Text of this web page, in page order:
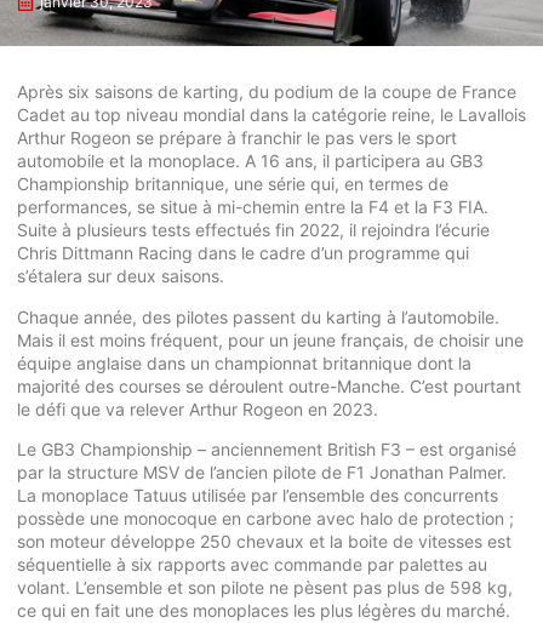
Après six saisons de karting, du podium de la coupe de France
Cadet au top niveau mondial dans la catégorie reine, le Lavallois
Arthur Rogeon se prépare à franchir le pas vers le sport
automobile et la monoplace. A 16 ans, il participera au GB3
Championship britannique, une série qui, en termes de
performances, se situe à mi-chemin entre la F4 et la F3 FIA.
Suite à plusieurs tests effectués fin 2022, il rejoindra l’écurie
Chris Dittmann Racing dans le cadre d’un programme qui
s’étalera sur deux saisons.
Chaque année, des pilotes passent du karting à l’automobile.
Mais il est moins fréquent, pour un jeune français, de choisir une
équipe anglaise dans un championnat britannique dont la
majorité des courses se déroulent outre-Manche. C’est pourtant
le défi que va relever Arthur Rogeon en 2023.
Le GB3 Championship – anciennement British F3 – est organisé
par la structure MSV de l’ancien pilote de F1 Jonathan Palmer.
La monoplace Tatuus utilisée par l’ensemble des concurrents
possède une monocoque en carbone avec halo de protection ;
son moteur développe 250 chevaux et la boite de vitesses est
séquentielle à six rapports avec commande par palettes au
volant. L’ensemble et son pilote ne pèsent pas plus de 598 kg,
ce qui en fait une des monoplaces les plus légères du marché.